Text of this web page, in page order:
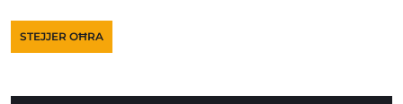
STEJJER OĦRA